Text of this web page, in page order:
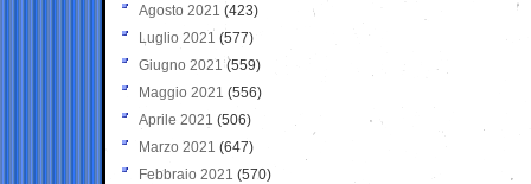
Agosto 2021 (423)
Luglio 2021 (577)
Giugno 2021(559)
Maggio 2021 (556)
Aprile 2021 (506)
Marzo 2021 (647)
Febbraio 2021 (570)